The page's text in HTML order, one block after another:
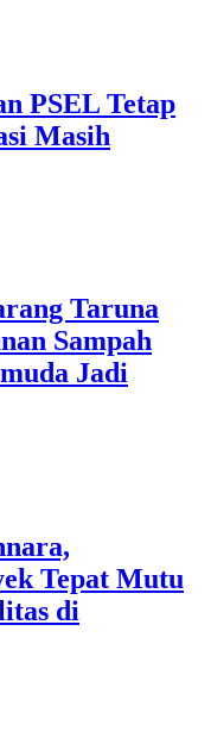
PSEL Tetap
Masih
Taruna
Sampah
Jadi
Tepat Mutu
di